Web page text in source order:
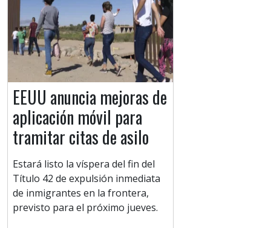
EEUU anuncia mejoras de
aplicación móvil para
tramitar citas de asilo
Estará listo la víspera del fin del
Título 42 de expulsión inmediata
de inmigrantes en la frontera,
previsto para el próximo jueves.